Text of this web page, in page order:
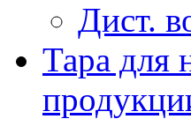
Дист.
Тара для